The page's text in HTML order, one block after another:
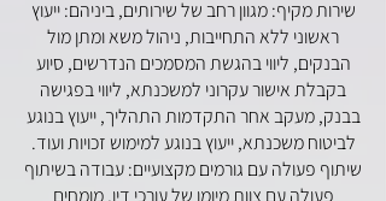
שירות מקיף: מגוון רחב של שירותים, ביניהם: ייעוץ
ראשוני ללא התחייבות, ניהול משא ומתן מול
הבנקים, ליווי בהגשת המסמכים הנדרשים, סיוע
בקבלת אישור עקרוני למשכנתא, ליווי בפגישה
בבנק, מעקב אחר התקדמות התהליך, ייעוץ בנוגע
לביטוח משכנתא, ייעוץ בנוגע למימוש זכויות ועוד.
שיתוף פעולה עם גורמים מקצועיים: עבודה בשיתוף
פעולה עם צוות מיומן של עורכי דין, מומחים